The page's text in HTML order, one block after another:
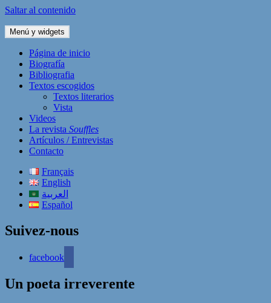
Saltar al contenido
Menú y widgets
Página de inicio
Biografía
Bibliografia
Textos escogidos
Textos literarios
Vista
Videos
La revista Souffles
Artículos / Entrevistas
Contacto
Français
English
العربية
Español
Suivez-nous
facebook
Un poeta irreverente